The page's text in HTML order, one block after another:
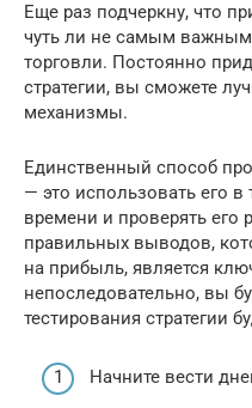
Еще раз подчеркну, что
чуть ли не самым
торговли. Постоянно
стратегии, вы сможете
механизмы.
Единственный способ
— это использовать его в
времени и проверять его
правильных выводов,
на прибыль, является
непоследовательно, вы
тестирования стратегии
Начните вести